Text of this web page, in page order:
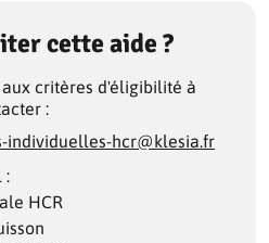
cette aide ?
critères d'éligibilité à
:
individuelles-hcr@klesia.fr
:
HCR